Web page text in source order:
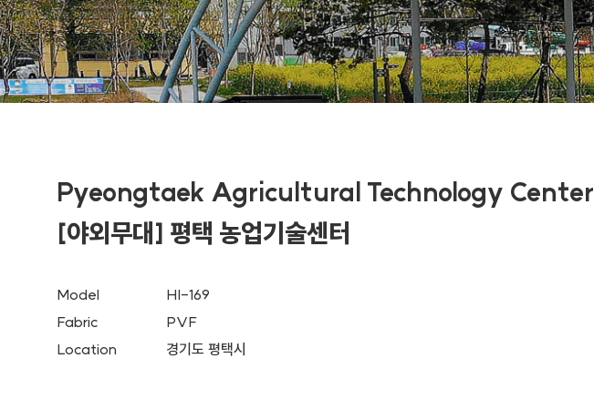
Pyeongtaek Agricultural Technology Center
[야외무대] 평택 농업기술센터
Model
HI-169
Fabric
PVF
Location
경기도 평택시